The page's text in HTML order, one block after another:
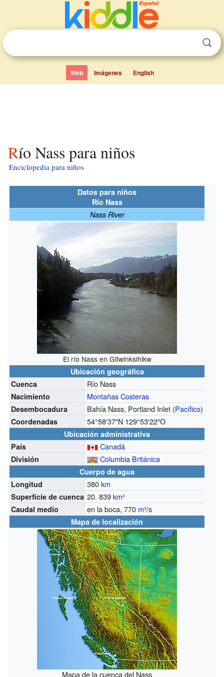
Web Imágenes English
Río Nass para niños
Enciclopedia para niños
Datos para niños
Río Nass
Nass River
El río Nass en Gitwinksihlkw
Ubicación geográfica
Cuenca
Río Nass
Nacimiento Montañas Costeras
Desembocadura Bahía Nass, Portland Inlet (Pacífico)
Coordenadas 54°58′37″N 129°53′22″O
Ubicación administrativa
País
Canadá
División Columbia Británica
Cuerpo de agua
Longitud
380km
Superficie de cuenca 20. 839km²
Caudal medio en la boca, 770 m³/s
Mapa de localización
Mapa de la cuenca del Nass